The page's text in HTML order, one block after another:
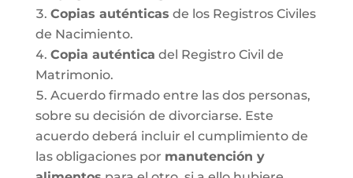
Copias auténticas de los Registros Civiles
de Nacimiento.
Copia auténtica del Registro Civil de
Matrimonio.
Acuerdo firmado entre las dos personas,
sobre su decisión de divorciarse. Este
acuerdo deberá incluir el cumplimiento de
las obligaciones por manutención y